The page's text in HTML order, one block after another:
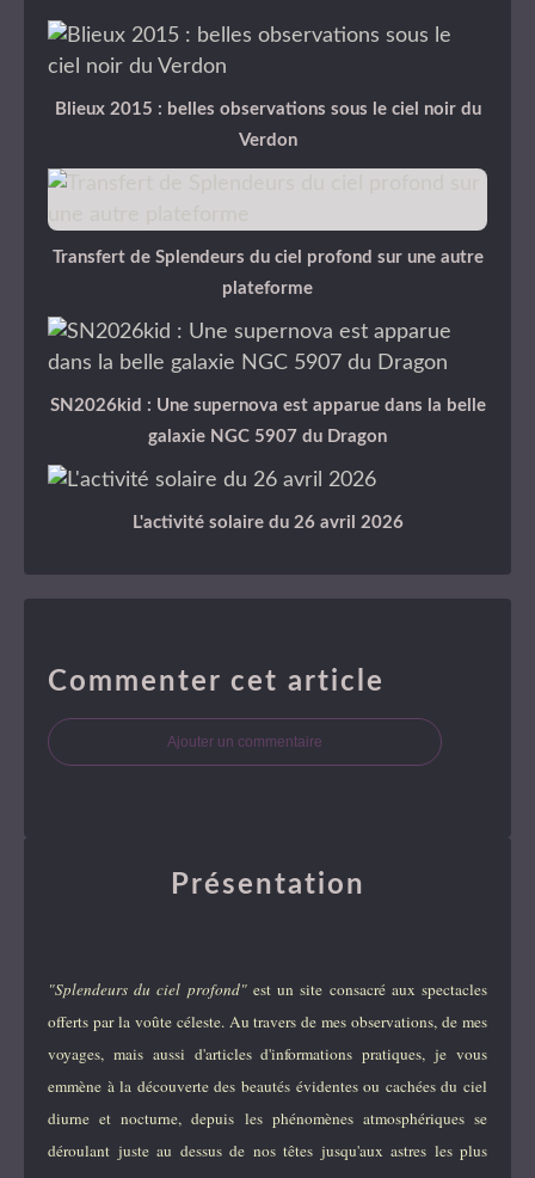
Blieux 2015 : belles observations sous le ciel noir du
Verdon
Transfert de Splendeurs du ciel profond sur une autre
plateforme
SN2026kid : Une supernova est apparue dans la belle
galaxie NGC 5907 du Dragon
L'activité solaire du 26 avril 2026
Commenter cet article
Ajouter un commentaire
Présentation
"Splendeurs du ciel profond"est un site consacré aux spectacles
offerts par la voûte céleste. Au travers de mes observations, de mes
voyages, mais aussi d'articles d'informations pratiques, je vous
emmène à la découverte des beautés évidentes ou cachées du ciel
diurne et nocturne, depuis les phénomènes atmosphériques se
déroulant juste au dessus de nos têtes jusqu'aux astres les plus